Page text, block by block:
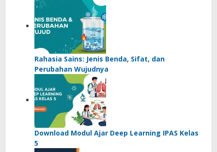
Rahasia Sains: Jenis Benda, Sifat, dan
Perubahan Wujudnya
Download Modul Ajar Deep Learning IPAS Kelas
5